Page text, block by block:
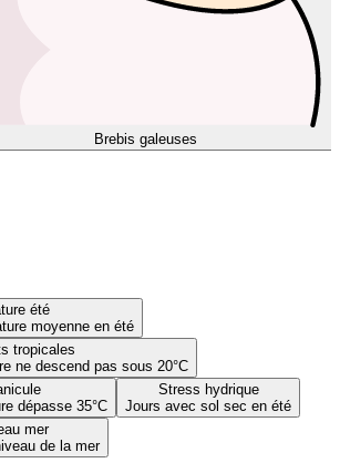
Brebis galeuses
été
moyenne en été
tropicales
ne descend pas sous 20°C
dépasse 35°C
Stress hydrique
Jours avec sol sec en été
mer
de la mer